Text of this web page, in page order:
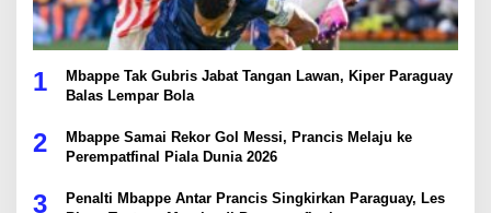
1
Mbappe Tak Gubris Jabat Tangan Lawan, Kiper Paraguay
Balas Lempar Bola
2
Mbappe Samai Rekor Gol Messi, Prancis Melaju ke
Perempatfinal Piala Dunia 2026
3
Penalti Mbappe Antar Prancis Singkirkan Paraguay, Les